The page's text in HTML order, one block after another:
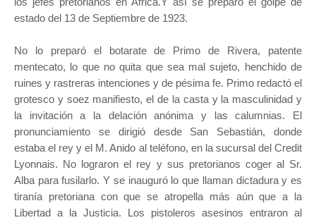
estado del 13 de Septiembre de 1923.
No lo preparó el botarate de Primo de Rivera, patente
mentecato, lo que no quita que sea mal sujeto, henchido de
ruines y rastreras intenciones y de pésima fe. Primo redactó el
grotesco y soez manifiesto, el de la casta y la masculinidad y
la invitación a la delación anónima y las calumnias. El
pronunciamiento se dirigió desde San Sebastián, donde
estaba el rey y el M. Anido al teléfono, en la sucursal del Credit
Lyonnais. No lograron el rey y sus pretorianos coger al Sr.
Alba para fusilarlo. Y se inauguró lo que llaman dictadura y es
tiranía pretoriana con que se atropella más aún que a la
Libertad a la Justicia. Los pistoleros asesinos entraron al